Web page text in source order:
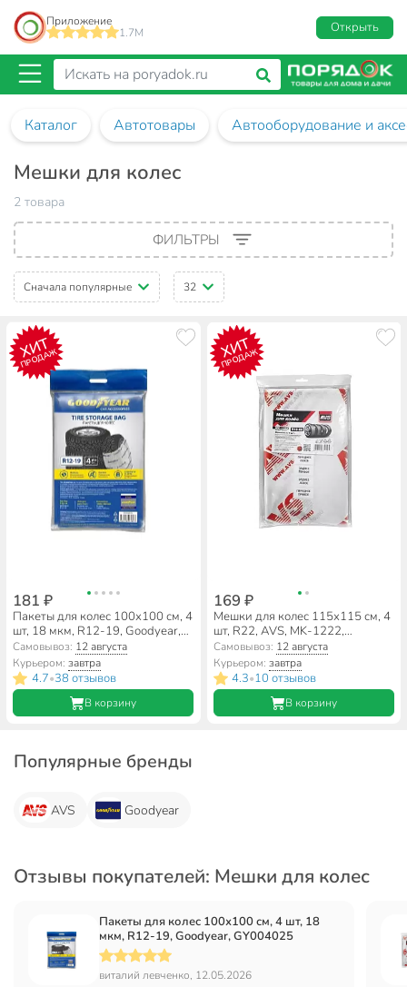
Приложение
1.7M
Открыть
Каталог Автотовары Автооборудование и
Мешки для колес
2 товара
ФИЛЬТРЫ
Сначала популярные 32
ХИТ
ПРОДАЖ
181 ₽
Пакеты для колес 100х100 см, 4
шт, 18 мкм, R12-19, Goodyear,
GY004025
Самовывоз: 12 августа
Курьером:завтра
4.7•38 отзывов
В корзину
ХИТ
ПРОДАЖ
169 ₽
Мешки для колес 115х115 см, 4
шт, R22, AVS, MK-1222,
A85240S
Самовывоз: 12 августа
Курьером: завтра
4.3•10 отзывов
В корзину
Популярные бренды
AVS Goodyear
Отзывы покупателей: Мешки для колес
Пакеты для колес 100х100 см, 4 шт, 18
мкм, R12-19, Goodyear, GY004025
виталий левченко, 12.05.2026